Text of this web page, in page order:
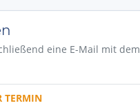
eine E-Mail mit dem
TERMIN